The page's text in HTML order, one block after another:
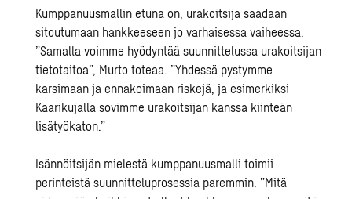
Kumppanuusmallin etuna on, urakoitsija saadaan
sitoutumaan hankkeeseen jo varhaisessa vaiheessa.
”Samalla voimme hyödyntää suunnittelussa urakoitsijan
tietotaitoa”, Murto toteaa. ”Yhdessä pystymme
karsimaan ja ennakoimaan riskejä, ja esimerkiksi
Kaarikujalla sovimme urakoitsijan kanssa kiinteän
lisätyökaton.”
Isännöitsijän mielestä kumppanuusmalli toimii
perinteistä suunnitteluprosessia paremmin. ”Mitä